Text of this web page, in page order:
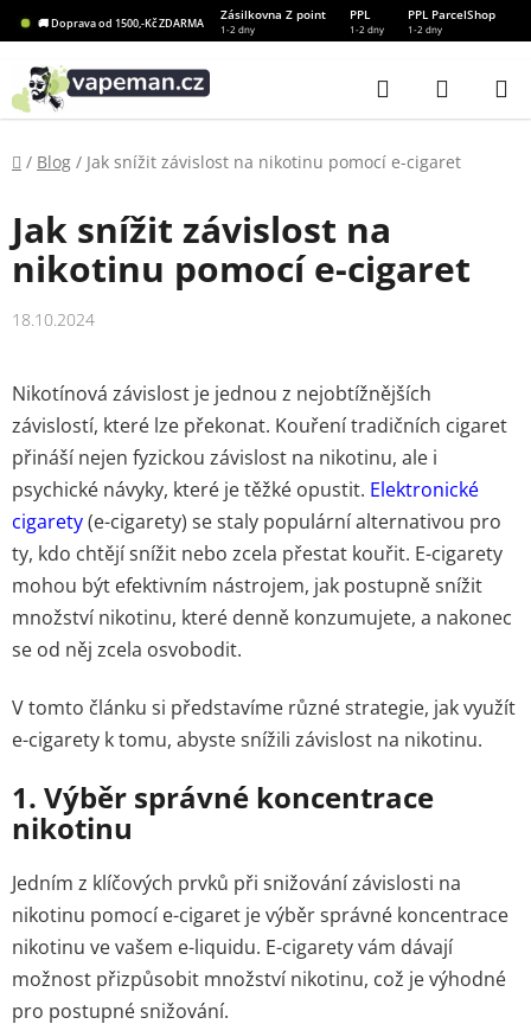
Přejít
na
obsah
🚚 Doprava od 1500,-Kč ZDARMA
Zásilkovna Z point PPL PPL ParcelShop
1-2 dny 1-2 dny 1-2 dny
Hledat
KOŠÍK
Domů
/ Blog / Jak snížit závislost na nikotinu pomocí e-cigaret
Jak snížit závislost na
nikotinu pomocí e-cigaret
18.10.2024
Nikotínová závislost je jednou z nejobtížnějších
závislostí, které lze překonat. Kouření tradičních cigaret
přináší nejen fyzickou závislost na nikotinu, ale i
psychické návyky, které je těžké opustit. Elektronické
cigarety(e-cigarety) se staly populární alternativou pro
ty, kdo chtějí snížit nebo zcela přestat kouřit. E-cigarety
mohou být efektivním nástrojem, jak postupně snížit
množství nikotinu, které denně konzumujete, a nakonec
se od něj zcela osvobodit.
V tomto článku si představíme různé strategie, jak využít
e-cigarety k tomu, abyste snížili závislost na nikotinu.
1. Výběr správné koncentrace
nikotinu
Jedním z klíčových prvků při snižování závislosti na
nikotinu pomocí e-cigaret je výběr správné koncentrace
nikotinu ve vašem e-liquidu. E-cigarety vám dávají
možnost přizpůsobit množství nikotinu, což je výhodné
pro postupné snižování.